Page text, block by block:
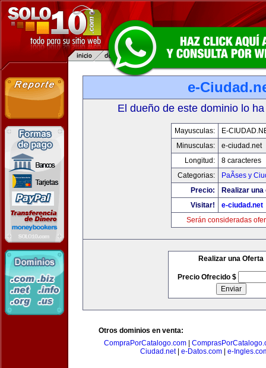
e-
El dueño de este dominio lo
Mayusculas:
E-
Minusculas:
e-ciudad.net
Longitud:
8 caracteres
Categorias:
PaÃ­ses y
Precio:
Realizar
Visitar!
e-ciudad.net
Serán consideradas
Realizar una Oferta
Precio Ofrecido $
Otros dominios en venta:
CompraPorCatalogo.com|
Ciudad.net| e-Datos.com e-